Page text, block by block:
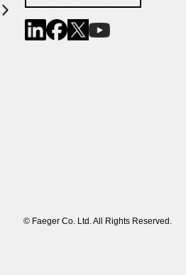
©︎ Faeger Co. Ltd. All Rights Reserved.